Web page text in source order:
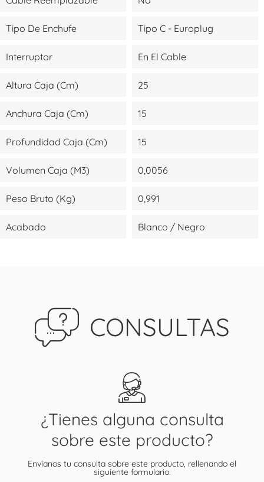
Tipo De Enchufe Tipo C - Europlug
Interruptor En El Cable
Altura Caja (cm) 25
Anchura Caja (cm) 15
Profundidad Caja (cm) 15
Volumen Caja (m3) 0,0056
Peso Bruto (kg) 0,991
Acabado Blanco / Negro
CONSULTAS
¿Tienes alguna consulta
sobre este producto?
Envíanos tu consulta sobre este producto, rellenando el
siguiente formulario: